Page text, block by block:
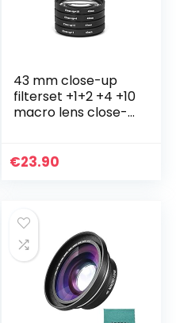
43 mm close-up
filterset +1+2 +4 +10
macro lens close-
€23.90